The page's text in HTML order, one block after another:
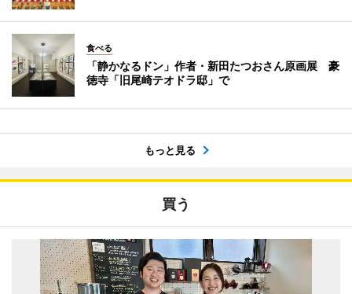
食べる
「静かなるドン」作者・新田たつおさん原画展 豪
徳寺「旧尾崎テオドラ邸」で
もっと見る
買う